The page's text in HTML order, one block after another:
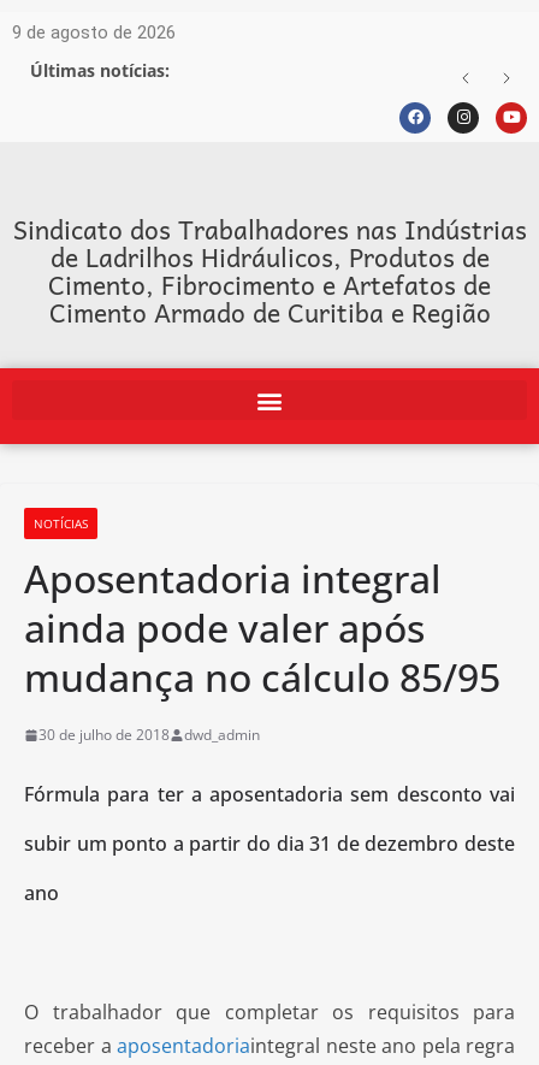
9 de agosto de 2026
Últimas notícias:
Sindicato dos Trabalhadores nas Indústrias
de Ladrilhos Hidráulicos, Produtos de
Cimento, Fibrocimento e Artefatos de
Cimento Armado de Curitiba e Região
NOTÍCIAS
Aposentadoria integral
ainda pode valer após
mudança no cálculo 85/95
30 de julho de 2018 dwd_admin
Fórmula para ter a aposentadoria sem desconto vai
subir um ponto a partir do dia 31 de dezembro deste
ano
O trabalhador que completar os requisitos para
receber a aposentadoriaintegral neste ano pela regra